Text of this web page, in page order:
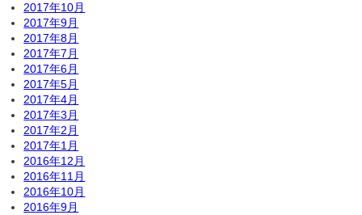
2017年10月
2017年9月
2017年8月
2017年7月
2017年6月
2017年5月
2017年4月
2017年3月
2017年2月
2017年1月
2016年12月
2016年11月
2016年10月
2016年9月